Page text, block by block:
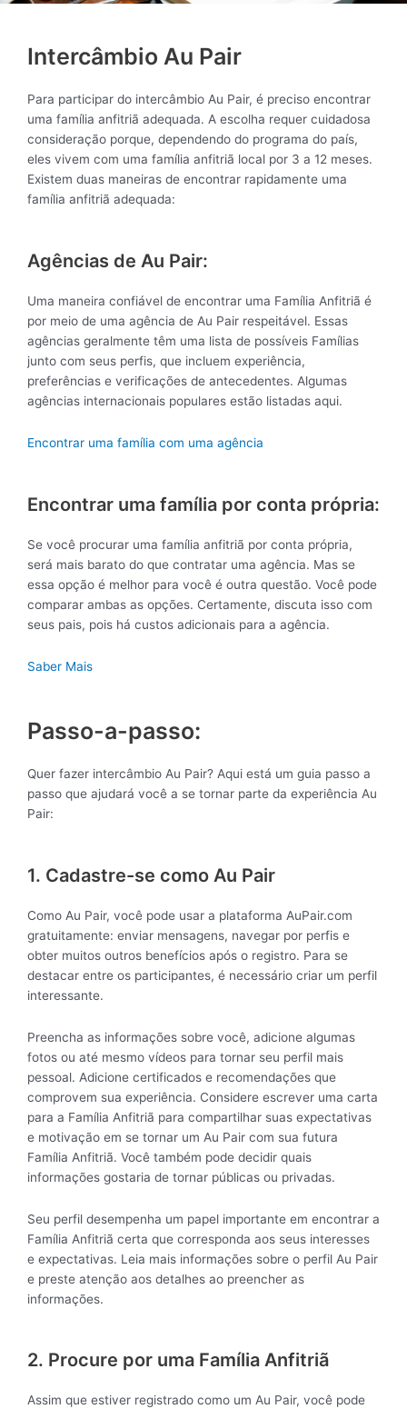
Intercâmbio Au Pair
Para participar do intercâmbio Au Pair, é preciso encontrar
uma família anfitriã adequada. A escolha requer cuidadosa
consideração porque, dependendo do programa do país,
eles vivem com uma família anfitriã local por 3 a 12 meses.
Existem duas maneiras de encontrar rapidamente uma
família anfitriã adequada:
Agências de Au Pair:
Uma maneira confiável de encontrar uma Família Anfitriã é
por meio de uma agência de Au Pair respeitável. Essas
agências geralmente têm uma lista de possíveis Famílias
junto com seus perfis, que incluem experiência,
preferências e verificações de antecedentes. Algumas
agências internacionais populares estão listadas aqui.
Encontrar uma família com uma agência
Encontrar uma família por conta própria:
Se você procurar uma família anfitriã por conta própria,
será mais barato do que contratar uma agência. Mas se
essa opção é melhor para você é outra questão. Você pode
comparar ambas as opções. Certamente, discuta isso com
seus pais, pois há custos adicionais para a agência.
Saber Mais
Passo-a-passo:
Quer fazer intercâmbio Au Pair? Aqui está um guia passo a
passo que ajudará você a se tornar parte da experiência Au
Pair:
1. Cadastre-se como Au Pair
Como Au Pair, você pode usar a plataforma AuPair.com
gratuitamente: enviar mensagens, navegar por perfis e
obter muitos outros benefícios após o registro. Para se
destacar entre os participantes, é necessário criar um perfil
interessante.
Preencha as informações sobre você, adicione algumas
fotos ou até mesmo vídeos para tornar seu perfil mais
pessoal. Adicione certificados e recomendações que
comprovem sua experiência. Considere escrever uma carta
para a Família Anfitriã para compartilhar suas expectativas
e motivação em se tornar um Au Pair com sua futura
Família Anfitriã. Você também pode decidir quais
informações gostaria de tornar públicas ou privadas.
Seu perfil desempenha um papel importante em encontrar a
Família Anfitriã certa que corresponda aos seus interesses
e expectativas. Leia mais informações sobre o perfil Au Pair
e preste atenção aos detalhes ao preencher as
informações.
2. Procure por uma Família Anfitriã
Assim que estiver registrado como um Au Pair, você pode